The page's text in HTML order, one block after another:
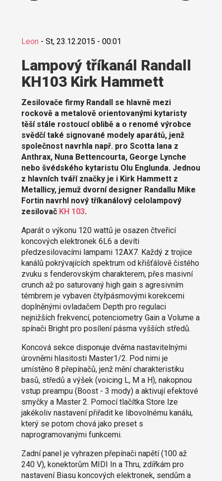
Leon - St, 23.12.2015 - 00:01
Lampový tříkanál Randall
KH103 Kirk Hammett
Zesilovače firmy Randall se hlavně mezi
rockově a metalově orientovanými kytaristy
těší stále rostoucí oblibě a o renomé výrobce
svědčí také signované modely aparátů, jenž
společnost navrhla např. pro Scotta Iana z
Anthrax, Nuna Bettencourta, George Lynche
nebo švédského kytaristu Olu Englunda. Jednou
z hlavních tváří značky je i Kirk Hammett z
Metallicy, jemuž dvorní designer Randallu Mike
Fortin navrhl nový tříkanálový celolampový
zesilovač KH 103.
Aparát o výkonu 120 wattů je osazen čtveřicí
koncových elektronek 6L6 a devíti
předzesilovacími lampami 12AX7. Každý z trojice
kanálů pokrývajících spektrum od křišťálově čistého
zvuku s fenderovským charakterem, přes masivní
crunch až po saturovaný high gain s agresivním
témbrem je vybaven čtyřpásmovými korekcemi
doplněnými ovladačem Depth pro regulaci
nejnižších frekvencí, potenciometry Gain a Volume a
spínači Bright pro posílení pásma vyšších středů.
Koncová sekce disponuje dvěma nastavitelnými
úrovněmi hlasitosti Master1/2. Pod nimi je
umístěno 8 přepínačů, jenž mění charakteristiku
basů, středů a výšek (voicing L, M a H), nakopnou
vstup preampu (Boost - 3 mody) a aktivují efektové
smyčky a Master 2. Pomocí tlačítka Store lze
jakékoliv nastavení přiřadit ke libovolnému kanálu,
který se potom chová jako preset s
naprogramovanými funkcemi.
Zadní panel je vyhrazen přepínači napětí (100 až
240 V), konektorům MIDI In a Thru, zdířkám pro
nastavení Biasu koncových elektronek, sendům a